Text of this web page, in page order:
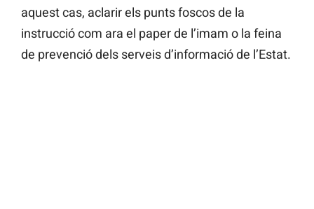
aquest cas, aclarir els punts foscos de la
instrucció com ara el paper de l’imam o la feina
de prevenció dels serveis d’informació de l’Estat.